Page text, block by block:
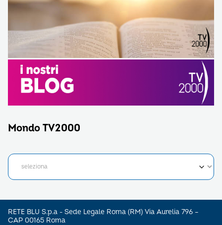
Mondo TV2000
RETE BLU S.p.a - Sede Legale Roma (RM) Via Aurelia 796 –
CAP 00165 Roma